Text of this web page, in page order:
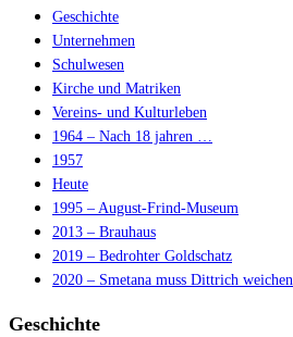
Geschichte
Unternehmen
Schulwesen
Kirche und Matriken
Vereins- und Kulturleben
1964 – Nach 18 jahren …
1957
Heute
1995 – August-Frind-Museum
2013 – Brauhaus
2019 – Bedrohter Goldschatz
2020 – Smetana muss Dittrich weichen
Geschichte